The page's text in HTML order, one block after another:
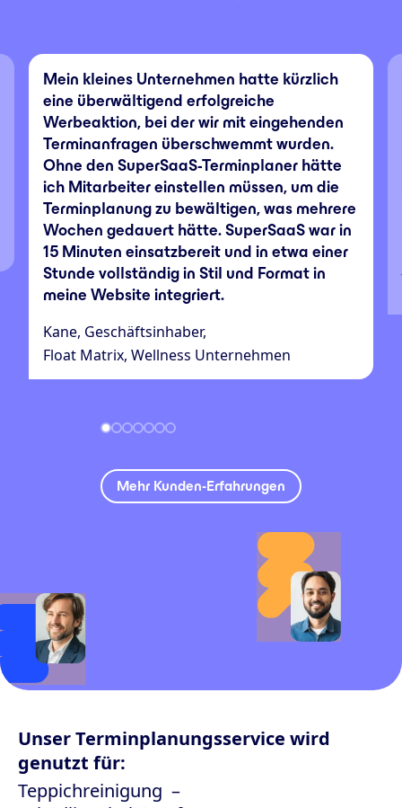
Mein kleines Unternehmen hatte kürzlich
eine überwältigend erfolgreiche
Werbeaktion, bei der wir mit eingehenden
Terminanfragen überschwemmt wurden.
Ohne den SuperSaaS-Terminplaner hätte
ich Mitarbeiter einstellen müssen, um die
Terminplanung zu bewältigen, was mehrere
Wochen gedauert hätte. SuperSaaS war in
15 Minuten einsatzbereit und in etwa einer
Stunde vollständig in Stil und Format in
meine Website integriert.
Kane, Geschäftsinhaber,
Float Matrix, Wellness Unternehmen
Mehr Kunden-Erfahrungen
Unser Terminplanungsservice wird
genutzt für:
Teppichreinigung